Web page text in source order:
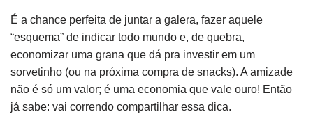
É a chance perfeita de juntar a galera, fazer aquele
“esquema” de indicar todo mundo e, de quebra,
economizar uma grana que dá pra investir em um
sorvetinho (ou na próxima compra de snacks). A amizade
não é só um valor; é uma economia que vale ouro! Então
já sabe: vai correndo compartilhar essa dica.